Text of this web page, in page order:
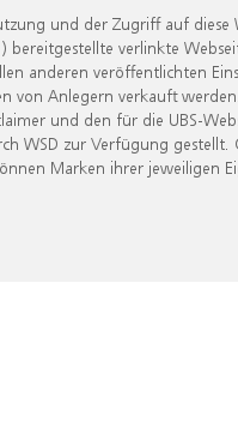
und der Zugriff auf
verlinkte
anderen veröffentlichten
Anlegern verkauft
und den für die UBS-
zur Verfügung
Marken ihrer jeweiligen